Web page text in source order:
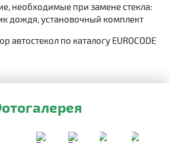
необходимые при замене стекла:
дождя, установочный комплект
автостекол по каталогу EUROCODE